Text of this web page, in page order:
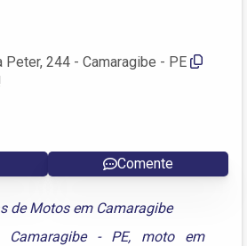
Peter, 244 - Camaragibe - PE
Comente
de Motos em Camaragibe
Camaragibe - PE, moto em